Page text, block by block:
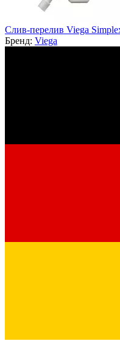
Слив-перелив Viega
Бренд: Viega